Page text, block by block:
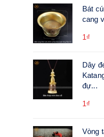
Bát
cang
1₫
Dây
đự...
1₫
Vòng